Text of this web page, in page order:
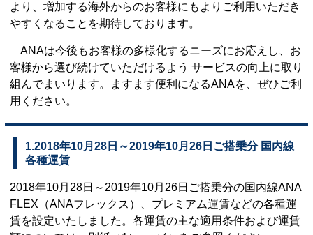
より、増加する海外からのお客様にもよりご利用いただき
やすくなることを期待しております。
ANAは今後もお客様の多様化するニーズにお応えし、お
客様から選び続けていただけるよう サービスの向上に取り
組んでまいります。ますます便利になるANAを、ぜひご利
用ください。
1.2018年10月28日～2019年10月26日ご搭乗分 国内線
各種運賃
2018年10月28日～2019年10月26日ご搭乗分の国内線ANA
FLEX（ANAフレックス）、プレミアム運賃などの各種運
賃を設定いたしました。各運賃の主な適用条件および運賃